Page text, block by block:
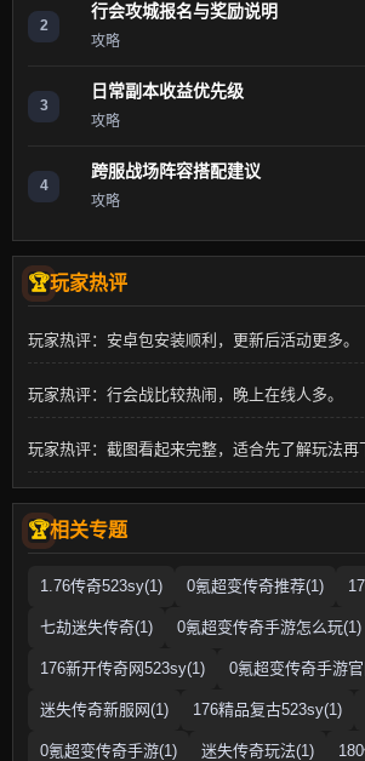
2
行会攻城报名与奖励说明
攻略
3
日常副本收益优先级
攻略
4
跨服战场阵容搭配建议
攻略
玩家热评
玩家热评：安卓包安装顺利，更新后活动更多。
玩家热评：行会战比较热闹，晚上在线人多。
玩家热评：截图看起来完整，适合先了解玩法再
相关专题
1.76传奇523sy(1) 0氪超变传奇推荐(1)
七劫迷失传奇(1) 0氪超变传奇手游怎么玩(1)
176新开传奇网523sy(1) 0氪超变传奇手游
迷失传奇新服网(1) 176精品复古523sy(1)
0氪超变传奇手游(1) 迷失传奇玩法(1)